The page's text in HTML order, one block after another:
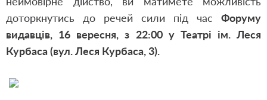
доторкнутись до речей сили під час Форуму
видавців, 16 вересня, з 22:00 у Театрі ім. Леся
Курбаса (вул. Леся Курбаса, 3).